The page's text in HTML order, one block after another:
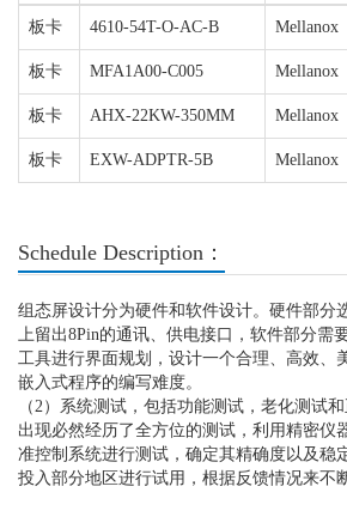
板卡 4610-54T-O-AC-B Mellanox
板卡 MFA1A00-C005 Mellanox
板卡 AHX-22KW-350MM Mellanox
板卡 EXW-ADPTR-5B Mellanox
Schedule Description：
组态屏设计分为硬件和软件设计。硬件部分
上留出8Pin的通讯、供电接口，软件部分需
工具进行界面规划，设计一个合理、高效、
嵌入式程序的编写难度。
（2）系统测试，包括功能测试，老化测试
出现必然经历了全方位的测试，利用精密仪
准控制系统进行测试，确定其精确度以及稳
投入部分地区进行试用，根据反馈情况来不